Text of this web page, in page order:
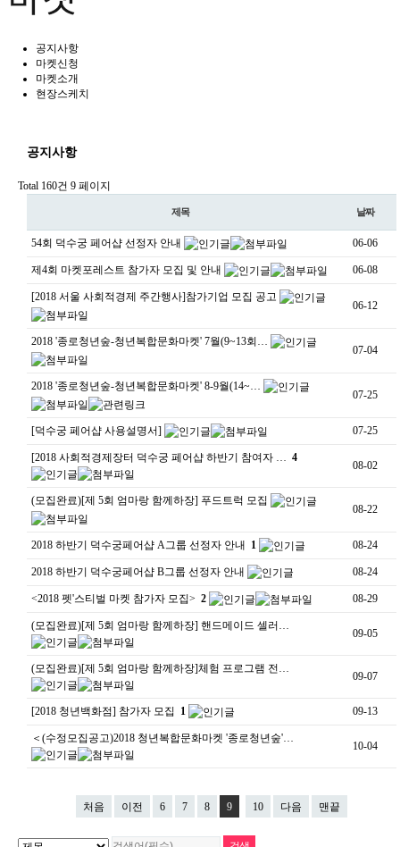
공지사항
마켓신청
마켓소개
현장스케치
공지사항
Total 160건 9 페이지
제목 날짜
54회 덕수궁 페어샵 선정자 안내 06-06
제4회 마켓포레스트 참가자 모집 및 안내 06-08
[2018 서울 사회적경제 주간행사]참가기업 모집 공고
06-12
2018 '종로청년숲-청년복합문화마켓' 7월(9~13회…
07-04
2018 '종로청년숲-청년복합문화마켓' 8-9월(14~…
07-25
[덕수궁 페어샵 사용설명서] 07-25
[2018 사회적경제장터 덕수궁 페어샵 하반기 참여자 … 4
08-02
(모집완료)[제 5회 엄마랑 함께하장] 푸드트럭 모집
08-22
2018 하반기 덕수궁페어샵 A그룹 선정자 안내 1 08-24
2018 하반기 덕수궁페어샵 B그룹 선정자 안내 08-24
<2018 펫'스티벌 마켓 참가자 모집> 2 08-29
(모집완료)[제 5회 엄마랑 함께하장] 핸드메이드 셀러…
09-05
(모집완료)[제 5회 엄마랑 함께하장]체험 프로그램 전…
09-07
[2018 청년백화점] 참가자 모집 1 09-13
＜(수정모집공고)2018 청년복합문화마켓 '종로청년숲'…
10-04
처음 이전 6 7 8 9 10 다음 맨끝